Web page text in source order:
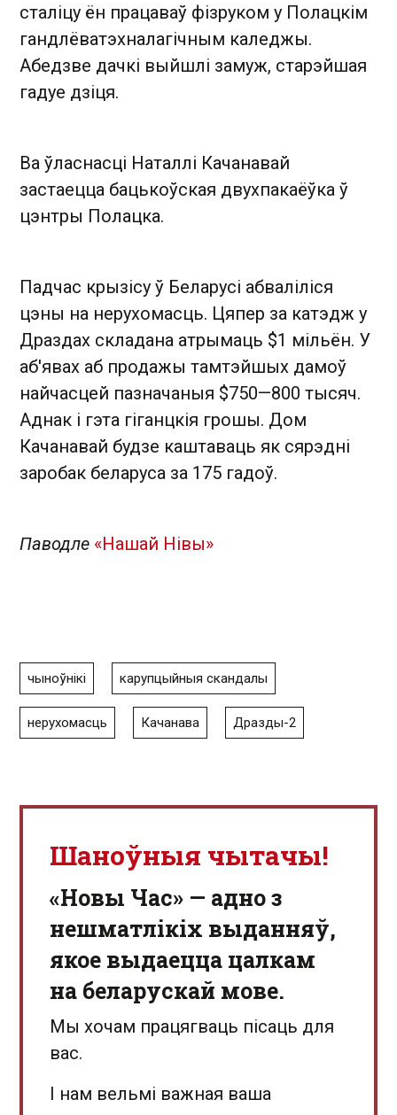
сталіцу ён працаваў фізруком у Полацкім
гандлёва­тэхналагічным каледжы.
Абедзве дачкі выйшлі замуж, старэйшая
гадуе дзіця.
Ва ўласнасці Наталлі Качанавай
застаецца бацькоўская двухпакаёўка ў
цэнтры Полацка.
Падчас крызісу ў Беларусі абваліліся
цэны на нерухомасць. Цяпер за катэдж у
Драздах складана атрымаць $1 мільён. У
аб'явах аб продажы тамтэйшых дамоў
найчасцей пазначаныя $750—800 тысяч.
Аднак і гэта гіганцкія грошы. Дом
Качанавай будзе каштаваць як сярэдні
заробак беларуса за 175 гадоў.
Паводле «Нашай Нівы»
чыноўнікі карупцыйныя скандалы
нерухомасць Качанава Дразды-2
Шаноўныя чытачы!
«Новы Час» — адно з
нешматлікіх выданняў,
якое выдаецца цалкам
на беларускай мове.
Мы хочам працягваць пісаць для
вас.
І нам вельмі важная ваша